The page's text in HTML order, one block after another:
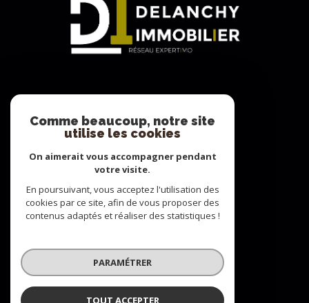
Adhérents
Traduction powered by Google
Plan du site
Nos honoraires
Comme beaucoup, notre site
utilise les cookies
On aimerait vous accompagner pendant
votre visite.
En poursuivant, vous acceptez l'utilisation des
cookies par ce site, afin de vous proposer des
contenus adaptés et réaliser des statistiques !
PARAMÉTRER
TOUT ACCEPTER